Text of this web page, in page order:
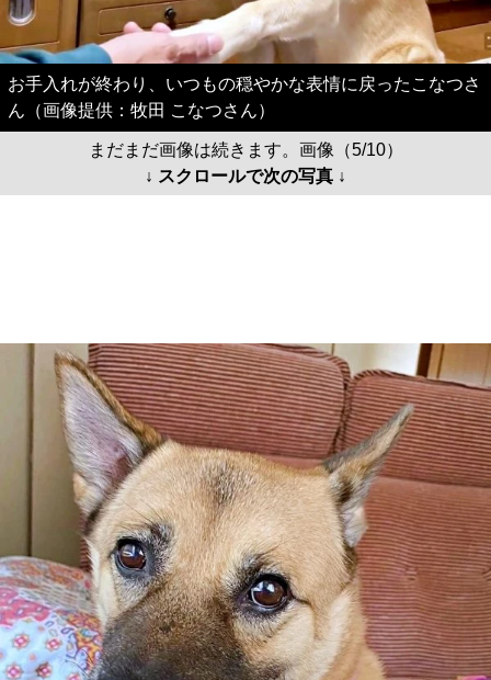
お手入れが終わり、いつもの穏やかな表情に戻ったこなつさ
ん（画像提供：牧田 こなつさん）
まだまだ画像は続きます。画像（5/10）
↓ スクロールで次の写真 ↓